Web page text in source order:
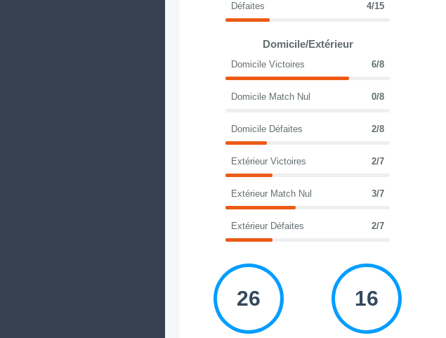
Défaites 4/15
Domicile/Extérieur
Domicile Victoires 6/8
Domicile Match Nul 0/8
Domicile Défaites 2/8
Extérieur Victoires 2/7
Extérieur Match Nul 3/7
Extérieur Défaites 2/7
26 16